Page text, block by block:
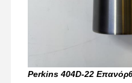
Perkins 404D-22